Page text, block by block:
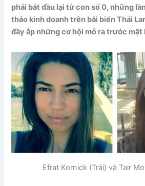
phải bắt đầu lại từ con số 0, những
thảo kinh doanh trên bãi biển Thái
đầy ắp những cơ hội mở ra trước mặt
Efrat Kornick (Trái) và Tair